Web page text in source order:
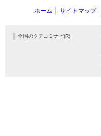
ホーム サイトマップ
全国のクチコミナビ(R)